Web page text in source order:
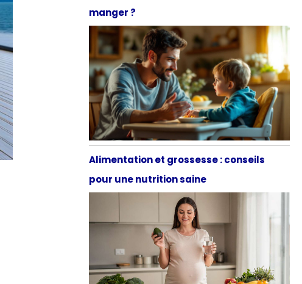
manger ?
Alimentation et grossesse : conseils
pour une nutrition saine